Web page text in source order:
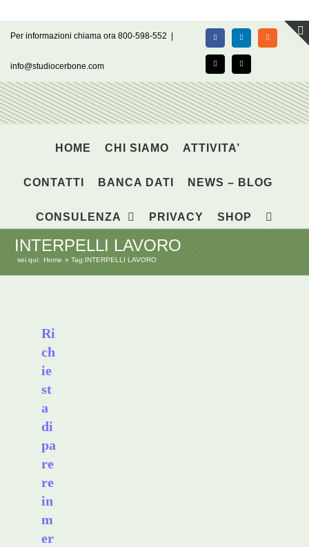
contenuto
Per informazioni chiama ora 800-598-552
info@studiocerbone.com
FacebookLinkedIn Rss
X Email
HOME CHI SIAMO ATTIVITA’
CONTATTI BANCA DATI NEWS – BLOG
CONSULENZA PRIVACY SHOP
INTERPELLI LAVORO
sei qui: Home Tag:INTERPELLI LAVORO
Ri
ch
ie
st
a
di
pa
re
re
in
m
er